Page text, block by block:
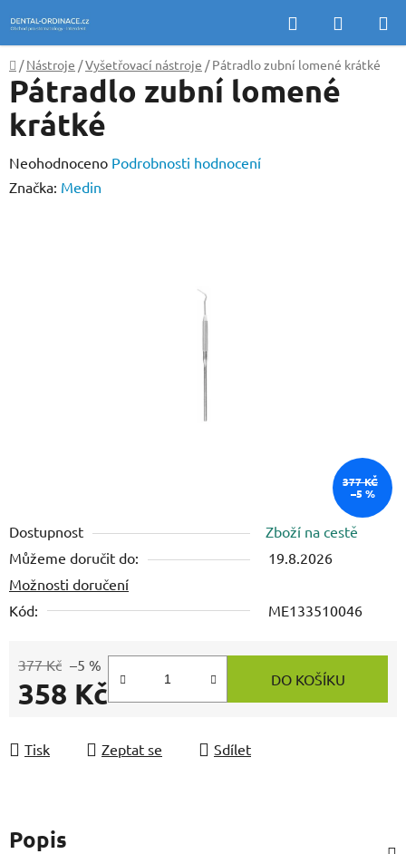
na
obsah
Hledat
KOŠÍK
Domů
/ Nástroje /Vyšetřovací nástroje / Pátradlo zubní lomené krátké
Dostupnost
Zboží na cestě
Můžeme doručit do:
19.8.2026
Možnosti doručení
Kód:
ME133510046
377 Kč –5 %
358 Kč DO KOŠÍKU
Tisk Zeptat se Sdílet
Pátradlo zubní lomené
krátké
Průměrné
hodnocení
Neohodnoceno Podrobnosti hodnocení
Značka: Medin
377 KČ
–5 %
Popis